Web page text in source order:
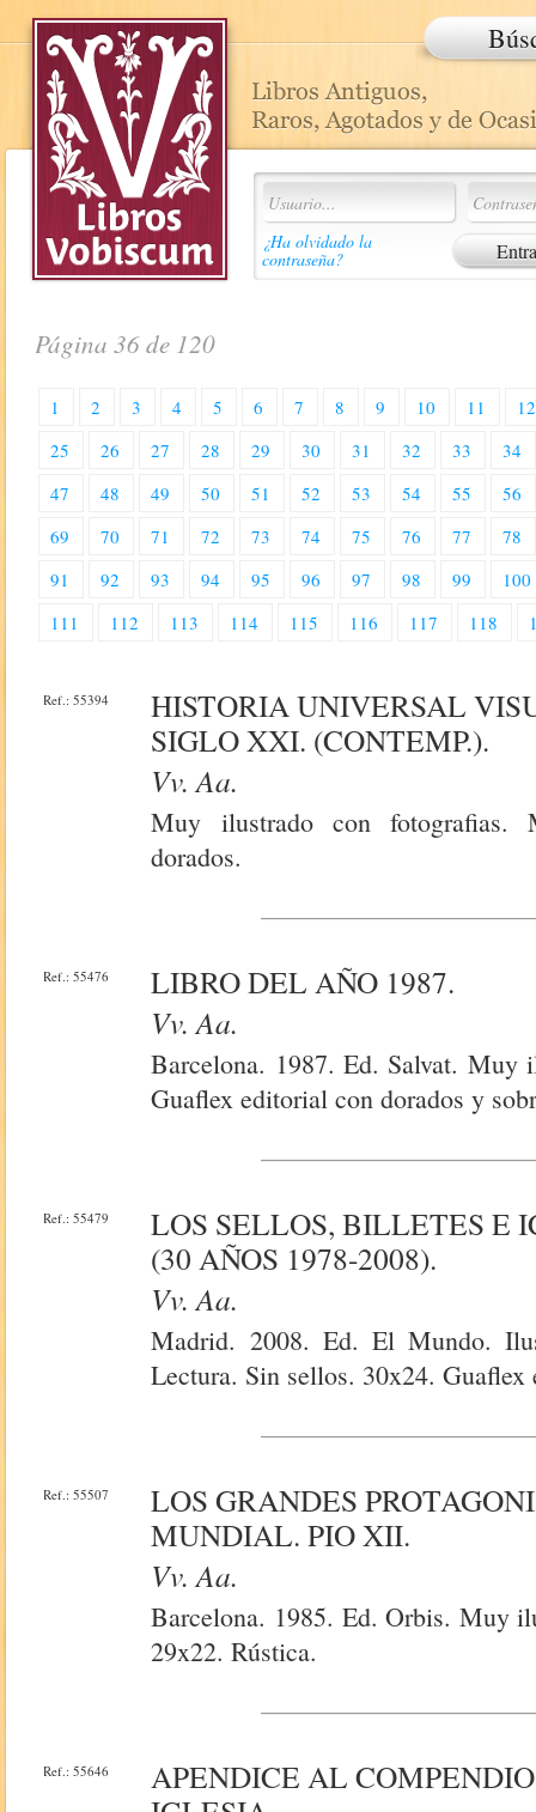
¿Ha olvidado la
contraseña?
Página 36 de 120
1 2 3 4 5 6 7 8 9 10 11
12
25
26 27 28 29 30 31 32 33
34
47
48 49 50 51 52 53 54 55
56
69
70 71 72 73 74 75 76 77
78
91
92 93 94 95 96 97 98 99
100
111
112 113 114 115 116 117 118
Ref.: 55394
HISTORIA UNIVERSAL
SIGLO XXI. (CONTEMP.).
Vv. Aa.
Muy ilustrado con fotografias.
dorados.
Ref.: 55476
LIBRO DEL AÑO 1987.
Vv. Aa.
Barcelona. 1987. Ed. Salvat. Muy
Guaflex editorial con dorados y
Ref.: 55479
LOS SELLOS, BILLETES E
(30 AÑOS 1978-2008).
Vv. Aa.
Madrid. 2008. Ed. El Mundo.
Lectura. Sin sellos. 30x24.
Ref.: 55507
LOS GRANDES
MUNDIAL. PIO XII.
Vv. Aa.
Barcelona. 1985. Ed. Orbis. Muy
29x22. Rústica.
Ref.: 55646
APENDICE AL